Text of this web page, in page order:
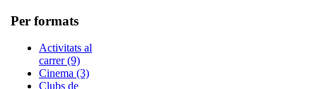
Per formats
Activitats al
carrer (9)
Cinema (3)
Clubs de